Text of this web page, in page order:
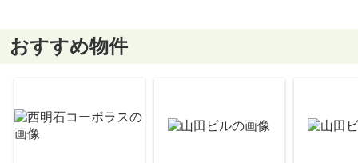
おすすめ物件